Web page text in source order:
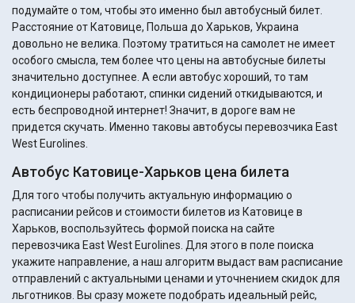
подумайте о том, чтобы это именно был автобусный билет.
Расстояние от Катовице, Польша до Харьков, Украина
довольно не велика. Поэтому тратиться на самолет не имеет
особого смысла, тем более что цены на автобусные билеты
значительно доступнее. А если автобус хороший, то там
кондиционеры работают, спинки сидений откидываются, и
есть беспроводной интернет! Значит, в дороге вам не
придется скучать. Именно таковы автобусы перевозчика East
West Eurolines.
Автобус Катовице-Харьков цена билета
Для того чтобы получить актуальную информацию о
расписании рейсов и стоимости билетов из Катовице в
Харьков, воспользуйтесь формой поиска на сайте
перевозчика East West Eurolines. Для этого в поле поиска
укажите направление, а наш алгоритм выдаст вам расписание
отправлений с актуальными ценами и уточнением скидок для
льготников. Вы сразу можете подобрать идеальный рейс,